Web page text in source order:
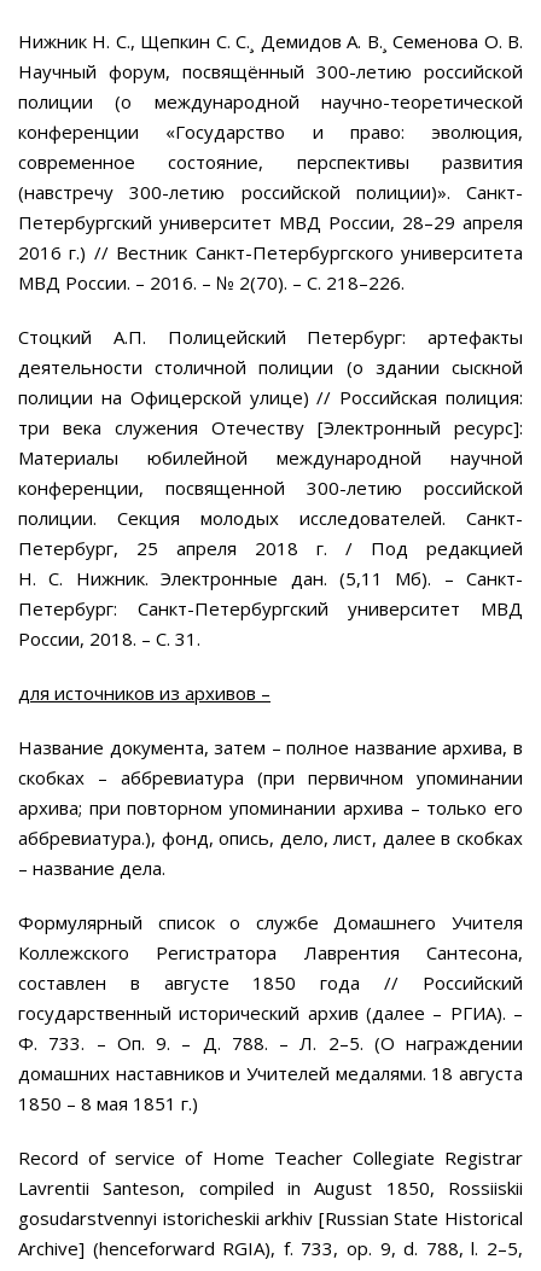
Нижник Н. С., Щепкин С. С.¸ Демидов А. В.¸ Семенова О. В.
Научный форум, посвящённый 300-летию российской
полиции (о международной научно-теоретической
конференции «Государство и право: эволюция,
современное состояние, перспективы развития
(навстречу 300-летию российской полиции)». Санкт-
Петербургский университет МВД России, 28–29 апреля
2016 г.) // Вестник Санкт-Петербургского университета
МВД России. – 2016. – № 2(70). – С. 218–226.
Стоцкий А.П. Полицейский Петербург: артефакты
деятельности столичной полиции (о здании сыскной
полиции на Офицерской улице) // Российская полиция:
три века служения Отечеству [Электронный ресурс]:
Материалы юбилейной международной научной
конференции, посвященной 300-летию российской
полиции. Секция молодых исследователей. Санкт-
Петербург, 25 апреля 2018 г. / Под редакцией
Н. С. Нижник. Электронные дан. (5,11 Мб). – Санкт-
Петербург: Санкт-Петербургский университет МВД
России, 2018. – С. 31.
для источников из архивов –
Название документа, затем – полное название архива, в
скобках – аббревиатура (при первичном упоминании
архива; при повторном упоминании архива – только его
аббревиатура.), фонд, опись, дело, лист, далее в скобках
– название дела.
Формулярный список о службе Домашнего Учителя
Коллежского Регистратора Лаврентия Сантесона,
составлен в августе 1850 года // Российский
государственный исторический архив (далее – РГИА). –
Ф. 733. – Оп. 9. – Д. 788. – Л. 2–5. (О награждении
домашних наставников и Учителей медалями. 18 августа
1850 – 8 мая 1851 г.)
Record of service of Home Teacher Collegiate Registrar
Lavrentii Santeson, compiled in August 1850, Rossiiskii
gosudarstvennyi istoricheskii arkhiv [Russian State Historical
Archive] (henceforward RGIA), f. 733, op. 9, d. 788, l. 2–5,